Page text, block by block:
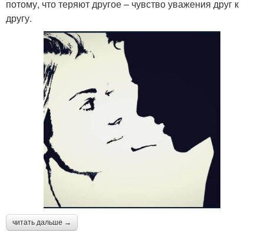
потому, что теряют другое – чувство уважения друг к
другу.
читать дальше →